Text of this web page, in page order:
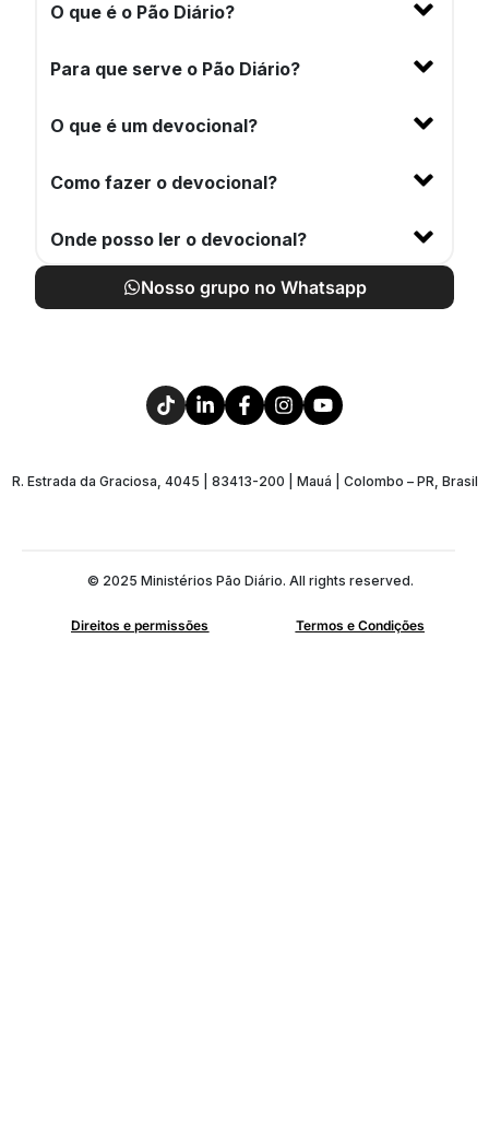
O que é o Pão Diário?
Para que serve o Pão Diário?
O que é um devocional?
Como fazer o devocional?
Onde posso ler o devocional?
Nosso grupo no Whatsapp
R. Estrada da Graciosa, 4045 | 83413-200 | Mauá | Colombo – PR, Brasil
© 2025 Ministérios Pão Diário. All rights reserved.
Direitos e permissões Termos e Condições